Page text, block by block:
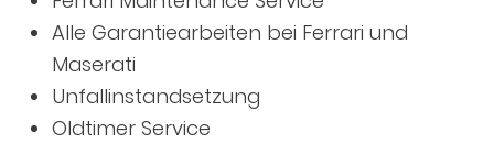
Alle Garantiearbeiten bei Ferrari und
Maserati
Unfallinstandsetzung
Oldtimer Service